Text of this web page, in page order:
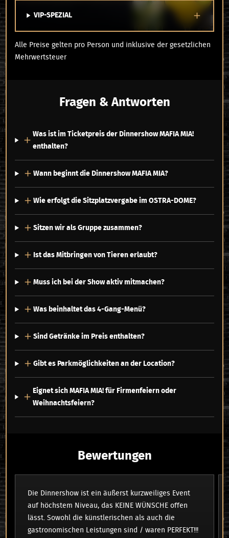
VIP-SPEZIAL
Alle Preise gelten pro Person und inklusive der gesetzlichen
Mehrwertsteuer
Fragen & Antworten
Was ist im Ticketpreis der Dinnershow MAFIA MIA!
enthalten?
Wann beginnt die Dinnershow MAFIA MIA?
Wie erfolgt die Sitzplatzvergabe im OSTRA-DOME?
Sitzen wir als Gruppe zusammen?
Ist das Mitbringen von Tieren erlaubt?
Muss ich bei der Show aktiv mitmachen?
Was beinhaltet das 4-Gang-Menü?
Sind Getränke im Preis enthalten?
Gibt es Parkmöglichkeiten an der Location?
Eignet sich MAFIA MIA! für Firmenfeiern oder
Weihnachtsfeiern?
Bewertungen
Die Dinnershow ist ein äußerst kurzweiliges Event
auf höchstem Niveau, das KEINE WÜNSCHE offen
lässt. Sowohl die künstlerischen als auch die
gastronomischen Leistungen sind / waren PERFEKT!!!